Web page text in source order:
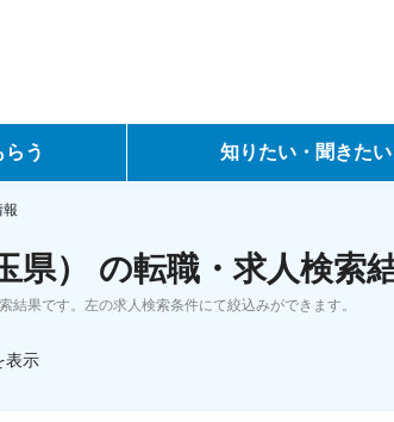
う 知りたい・聞きたい
データで見る転職
県） の転職・求人検索
結果です。左の求人検索条件にて絞込みができます。
表示